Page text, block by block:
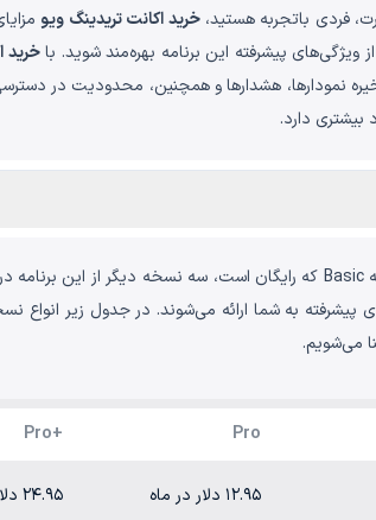
فردی باتجربه هستید،خرید اکانت تریدینگ ویو
ویژگی‌های پیشرفته این برنامه بهره‌مند شوید. باخرید
نمودارها، هشدارها و همچنین، محدودیت در دسترسی
بیشتری دارد.
پیشرفته به شما ارائه می‌شوند. در جدول زیر انواع
می‌شویم.
Pro
+Pro
۱۲.۹۵ دلار در ماه ۲۴.۹۵ دلار در ماه